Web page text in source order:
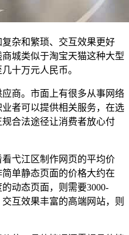
杂和繁琐、交互效果更好
城类似于淘宝天猫这种大型
十万元人民币。
商。市面上有很多从事网络
者可以提供相关服务，在选
合法途径让消费者放心付
弋江区制作网页的平均价
单静态页面的价格大约在
动态页面，则需要3000-
互效果丰富的高端网站，则